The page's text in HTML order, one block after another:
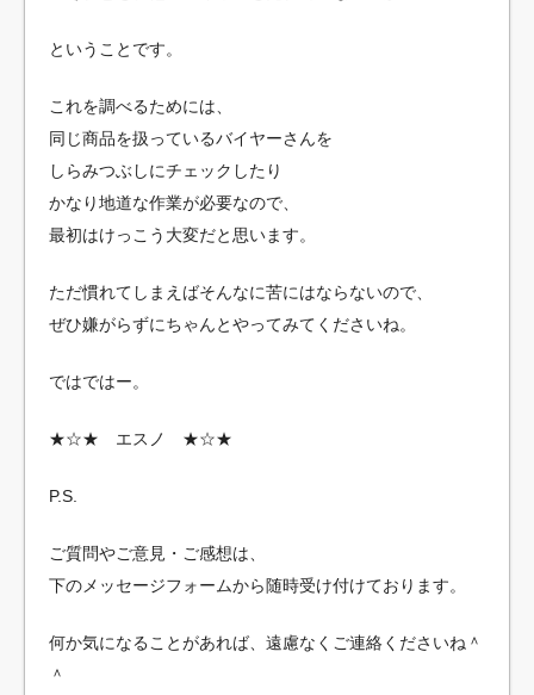
ということです。
これを調べるためには、
同じ商品を扱っているバイヤーさんを
しらみつぶしにチェックしたり
かなり地道な作業が必要なので、
最初はけっこう大変だと思います。
ただ慣れてしまえばそんなに苦にはならないので、
ぜひ嫌がらずにちゃんとやってみてくださいね。
ではではー。
★☆★ エスノ ★☆★
P.S.
ご質問やご意見・ご感想は、
下のメッセージフォームから随時受け付けております。
何か気になることがあれば、遠慮なくご連絡くださいね＾
＾